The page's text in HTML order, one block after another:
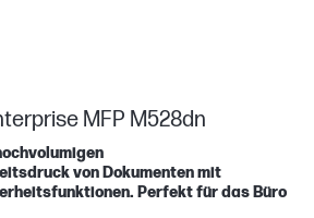
MFP M528dn
von Dokumenten mit
Perfekt für das Büro